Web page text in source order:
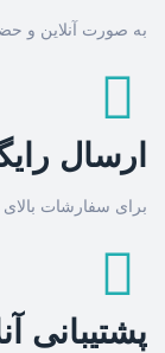
به صورت آنلاین و
ارسال
برای سفارشات بالای 5 میلیون تومان
پشتیبانی